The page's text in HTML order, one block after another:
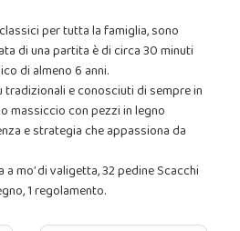
per tutta la famiglia, sono
di una partita è di circa 30 minuti
di almeno 6 anni.
e conosciuti di sempre in
massiccio con pezzi in legno
e strategia che appassiona da
mo’ di valigetta, 32 pedine Scacchi
1 regolamento.